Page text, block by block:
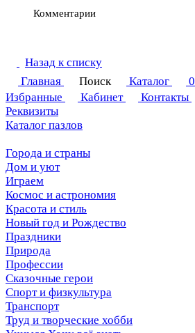
Комментарии
Назад к списку
Главная
Поиск Каталог 0
Избранные
Кабинет Контакты
Реквизиты
Каталог пазлов
Города и страны
Дом и уют
Играем
Космос и астрономия
Красота и стиль
Новый год и Рождество
Праздники
Природа
Профессии
Сказочные герои
Спорт и физкультура
Транспорт
Труд и творческие хобби